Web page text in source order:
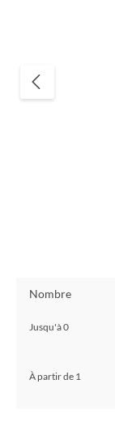
Nombre
Jusqu'à0
À partir de 1